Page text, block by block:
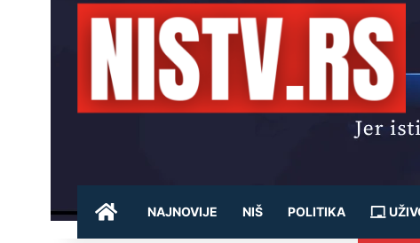
POČETNA
NAJNOVIJE NIŠ POLITIKA